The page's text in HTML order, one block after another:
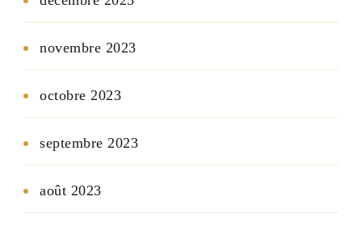
novembre 2023
octobre 2023
septembre 2023
août 2023